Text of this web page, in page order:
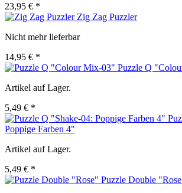
23,95 € *
Zig Zag Puzzler
Nicht mehr lieferbar
14,95 € *
Puzzle Q
Artikel auf Lager.
5,49 € *
Poppige Farben 4"
Artikel auf Lager.
5,49 € *
Puzzle Double